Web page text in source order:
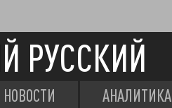
РУССКИЙ
НОВОСТИ АНАЛИТИКА